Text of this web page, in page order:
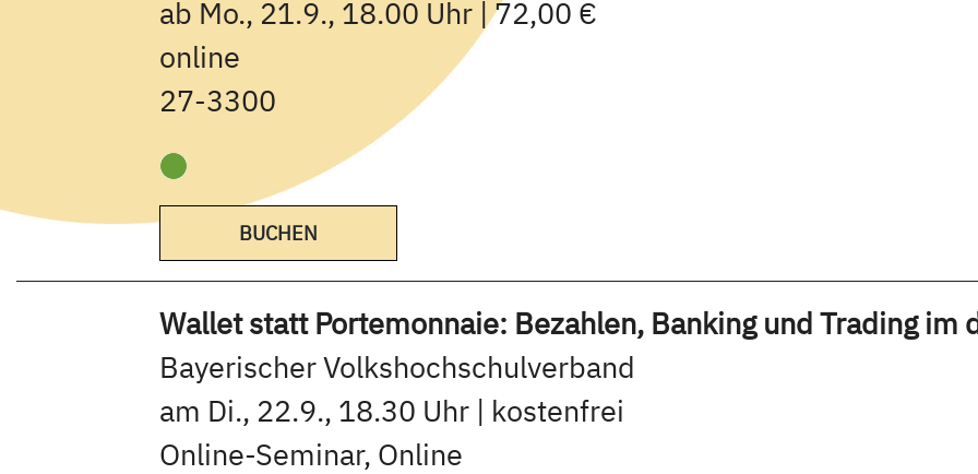
ab Mo., 21.9., 18.00 Uhr | 72,00 €
online
27-3300
BUCHEN
Wallet statt Portemonnaie: Bezahlen, Banking und Trading im
Bayerischer Volkshochschulverband
am Di., 22.9., 18.30 Uhr | kostenfrei
Online-Seminar, Online